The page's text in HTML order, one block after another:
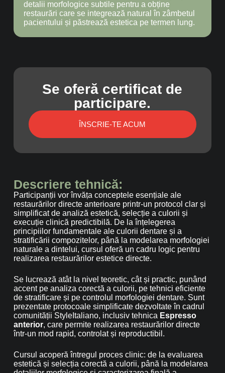
detalii morfologice subtile pentru a obține
restaurări care se integrează natural în zâmbetul
pacientului și păstrează estetica pe termen lung.
Se oferă certificat de
participare.
ÎNSCRIE-TE ACUM
Descriere tehnică:
Participanții vor învăța conceptele esențiale ale
restaurărilor directe anterioare printr-un protocol clar și
simplificat de analiză estetică, selecție a culorii și
execuție clinică predictibilă. De la înțelegerea
principiilor fundamentale ale culorii dentare și a
stratificării compozitelor, până la modelarea morfologiei
naturale a dintelui, cursul oferă un cadru logic pentru
realizarea restaurărilor estetice directe.
Se lucrează atât la nivel teoretic, cât și practic, punând
accent pe analiza corectă a culorii, pe tehnici eficiente
de stratificare și pe controlul morfologiei dentare. Sunt
prezentate protocoale simplificate dezvoltate în cadrul
comunității StyleItaliano, inclusiv tehnica Espresso
anterior, care permite realizarea restaurărilor directe
într-un mod rapid, controlat și reproductibil.
Cursul acoperă întregul proces clinic: de la evaluarea
estetică și selecția corectă a culorii, până la modelarea